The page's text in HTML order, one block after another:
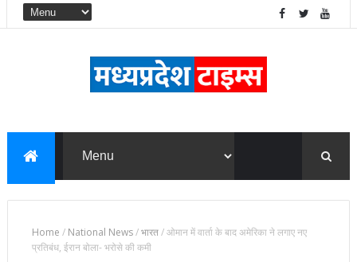
Home / National News/भारत/ओमान में वार्ता के बाद अमेरिका ने लगाए नए
प्रतिबंध, ईरान बोला- भरोसे की कमी